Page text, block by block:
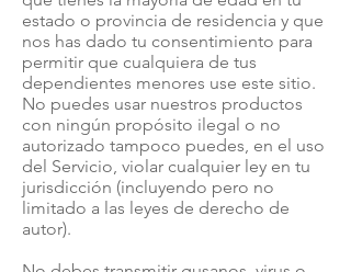
estado o provincia de residencia y que
nos has dado tu consentimiento para
permitir que cualquiera de tus
dependientes menores use este sitio.
No puedes usar nuestros productos
con ningún propósito ilegal o no
autorizado tampoco puedes, en el uso
del Servicio, violar cualquier ley en tu
jurisdicción (incluyendo pero no
limitado a las leyes de derecho de
autor).